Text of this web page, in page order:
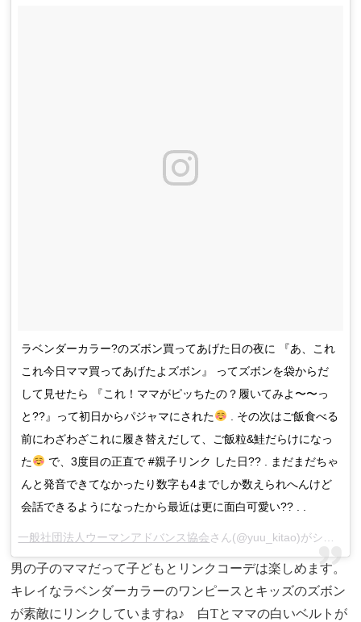
ラベンダーカラー?のズボン買ってあげた日の夜に 『あ、これ
これ今日ママ買ってあげたよズボン』 ってズボンを袋からだ
して見せたら 『これ！ママがピッちたの？履いてみよ〜〜っ
と??』って初日からパジャマにされた
. その次はご飯食べる
前にわざわざこれに履き替えだして、ご飯粒&鮭だらけになっ
た
で、3度目の正直で #親子リンク した日?? . まだまだちゃ
んと発音できてなかったり数字も4までしか数えられへんけど
会話できるようになったから最近は更に面白可愛い?? . .
一般社団法人ウーマンアドバンス協会さん(@yuu_kitao)がシェアした投稿 –
男の子のママだって子どもとリンクコーデは楽しめます。
キレイなラベンダーカラーのワンピースとキッズのズボン
が素敵にリンクしていますね♪ 白Tとママの白いベルトが